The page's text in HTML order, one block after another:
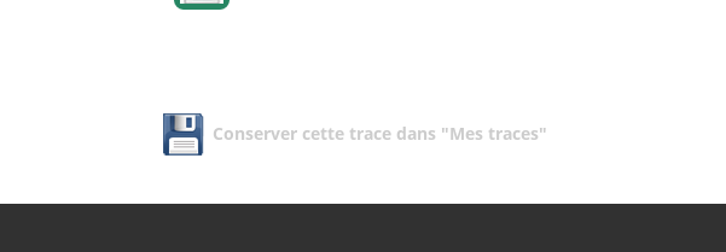
Conserver cette trace dans "Mes traces"